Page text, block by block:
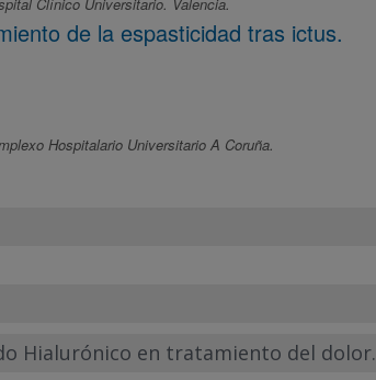
de la espasticidad tras ictus.
Hospitalario Universitario A Coruña.
Hialurónico en tratamiento del dolor.